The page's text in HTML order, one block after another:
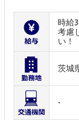
時給
考慮
い！
茨城
-